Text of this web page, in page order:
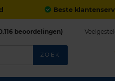
Beste
beoordelingen)
ZOEK